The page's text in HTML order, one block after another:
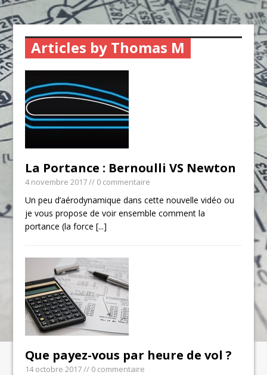
Articles by Thomas M
La Portance : Bernoulli VS Newton
4 novembre 2017// 0 commentaire
Un peu d’aérodynamique dans cette nouvelle vidéo ou
je vous propose de voir ensemble comment la
portance (la force[...]
Que payez-vous par heure de vol ?
14 octobre 2017// 0 commentaire